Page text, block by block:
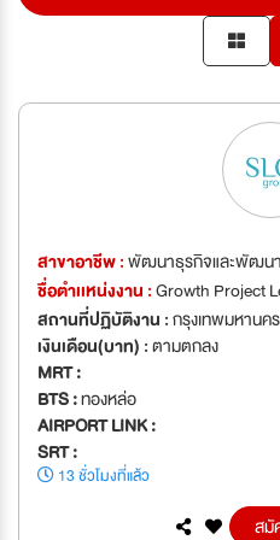
สาขาอาชีพ :พัฒนาธุรกิจและพัฒน
ชื่อตำเเหน่งงาน :Growth Project
สถานที่ปฏิบัติงาน :กรุงเทพมหานค
เงินเดือน(บาท) :ตามตกลง
MRT :
BTS :ทองหล่อ
AIRPORT LINK :
SRT :
13 ชั่วโมงที่แล้ว
สมั